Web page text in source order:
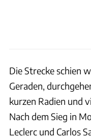
Die Strecke schien
Geraden,
kurzen Radien und
Nach dem Sieg in
Leclerc und Carlos